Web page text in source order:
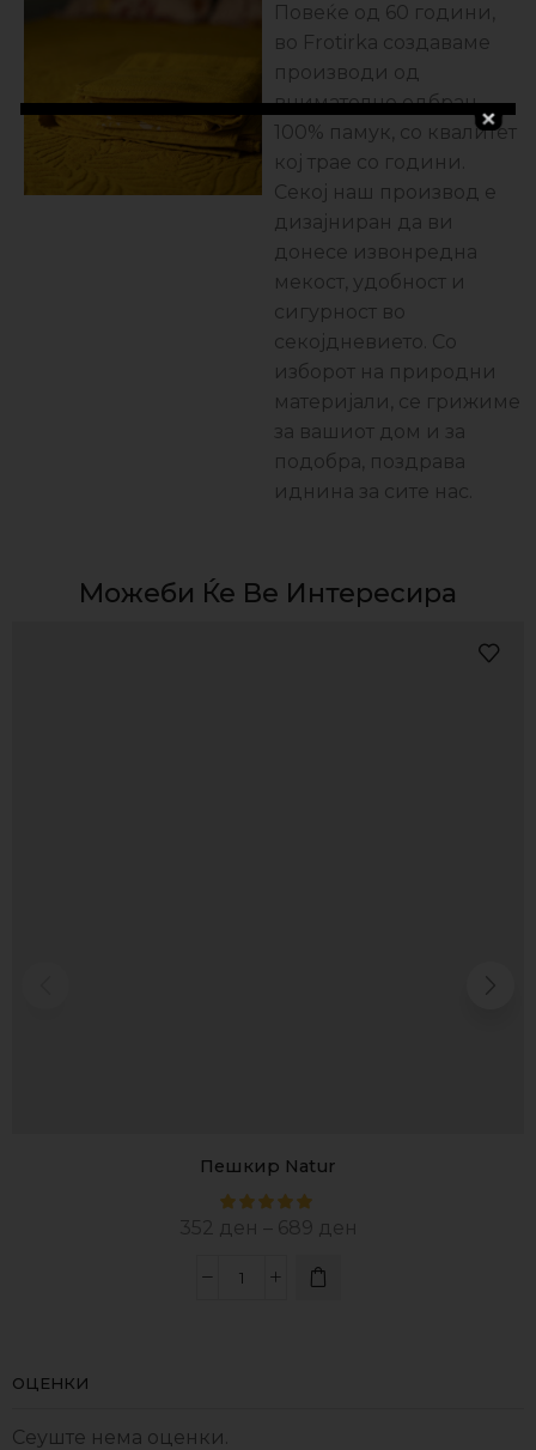
Повеќе од 60 години,
во Frotirka создаваме
производи од
внимателно одбран
100% памук, со квалитет
кој трае со години.
Секој наш производ е
дизајниран да ви
донесе извонредна
мекост, удобност и
сигурност во
секојдневието. Со
изборот на природни
материјали, се грижиме
за вашиот дом и за
подобра, поздравa
иднина за сите нас.
Можеби Ќе Ве Интересира
Пешкир Natur
352 ден 689 ден
ОЦЕНКИ
Сеуште нема оценки.